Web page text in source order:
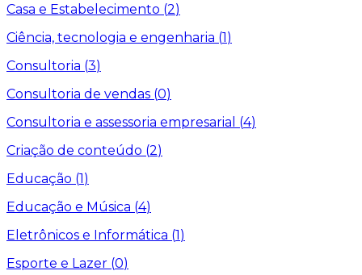
Casa e Estabelecimento (2)
Ciência, tecnologia e engenharia (1)
Consultoria (3)
Consultoria de vendas (0)
Consultoria e assessoria empresarial (4)
Criação de conteúdo (2)
Educação (1)
Educação e Música (4)
Eletrônicos e Informática (1)
Esporte e Lazer (0)